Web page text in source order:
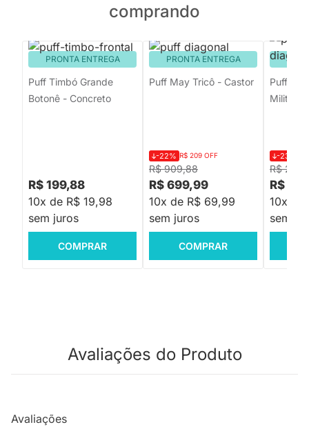
comprando
PRONTA ENTREGA
Puff Timbó Grande
Botonê - Concreto
R$ 199,88
10x de R$ 19,98
sem juros
COMPRAR
PRONTA ENTREGA
Puff May Tricô - Castor
R$ 909,88
-22% R$ 209 OFF
R$ 699,99
10x de R$ 69,99
sem juros
COMPRAR
Puff
Militar
R$
-23%
R$
10x de
sem
Avaliações do Produto
Avaliações